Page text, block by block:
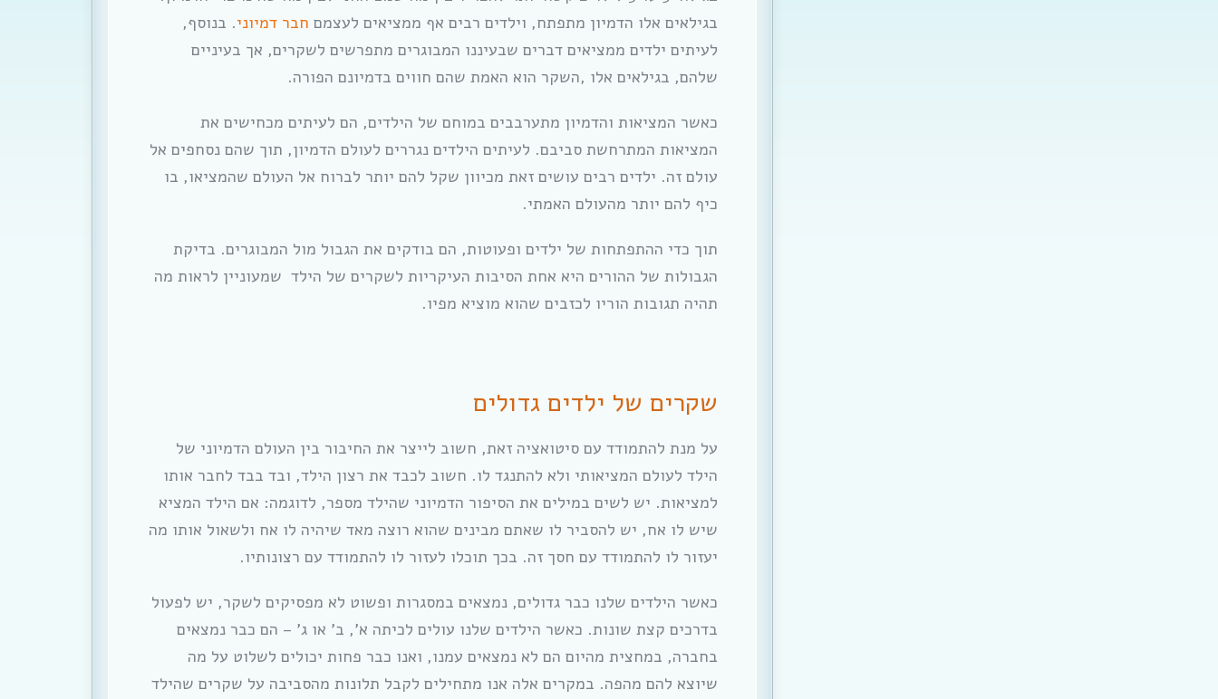
בגילאים אלו הדמיון מתפתח, וילדים רבים אף ממציאים לעצמם חבר דמיוני. בנוסף,
לעיתים ילדים ממציאים דברים שבעיננו המבוגרים מתפרשים לשקרים, אך בעיניים
שלהם, בגילאים אלו ,השקר הוא האמת שהם חווים בדמיונם הפורה.
כאשר המציאות והדמיון מתערבבים במוחם של הילדים, הם לעיתים מכחישים את
המציאות המתרחשת סביבם. לעיתים הילדים נגררים לעולם הדמיון, תוך שהם נסחפים אל
עולם זה. ילדים רבים עושים זאת מכיוון שקל להם יותר לברוח אל העולם שהמציאו, בו
כיף להם יותר מהעולם האמתי.
תוך כדי ההתפתחות של ילדים ופעוטות, הם בודקים את הגבול מול המבוגרים. בדיקת
הגבולות של ההורים היא אחת הסיבות העיקריות לשקרים של הילד שמעוניין לראות מה
תהיה תגובות הוריו לכזבים שהוא מוציא מפיו.
שקרים של ילדים גדולים
על מנת להתמודד עם סיטואציה זאת, חשוב לייצר את החיבור בין העולם הדמיוני של
הילד לעולם המציאותי ולא להתנגד לו. חשוב לכבד את רצון הילד, ובד בבד לחבר אותו
למציאות. יש לשים במילים את הסיפור הדמיוני שהילד מספר, לדוגמה: אם הילד המציא
שיש לו אח, יש להסביר לו שאתם מבינים שהוא רוצה מאד שיהיה לו אח ולשאול אותו מה
יעזור לו להתמודד עם חסך זה. בכך תוכלו לעזור לו להתמודד עם רצונותיו.
כאשר הילדים שלנו כבר גדולים, נמצאים במסגרות ופשוט לא מפסיקים לשקר, יש לפעול
בדרכים קצת שונות. כאשר הילדים שלנו עולים לכיתה א’, ב’ או ג’ – הם כבר נמצאים
בחברה, במחצית מהיום הם לא נמצאים עמנו, ואנו כבר פחות יכולים לשלוט על מה
שיוצא להם מהפה. במקרים אלה אנו מתחילים לקבל תלונות מהסביבה על שקרים שהילד